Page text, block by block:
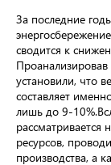
За последние
сводится к
Проанализировав
установили, что
составляет
лишь до 9-
рассматривается
ресурсов,
производства, а